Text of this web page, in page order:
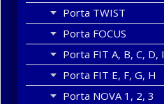
Porta TWIST
Porta FOCUS
Porta FIT A, B, C, D, I
Porta FIT E, F, G, H
Porta NOVA 1, 2, 3